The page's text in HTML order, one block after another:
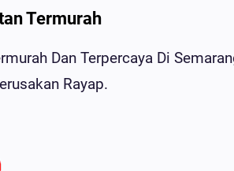
Termurah
Dan Terpercaya Di
Rayap.